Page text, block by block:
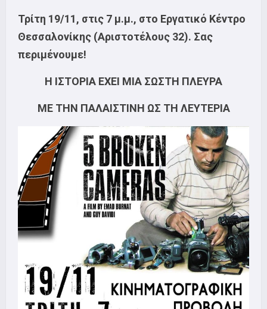
Τρίτη 19/11, στις 7 μ.μ., στο Εργατικό Κέντρο
Θεσσαλονίκης (Αριστοτέλους 32). Σας
περιμένουμε!
Η ΙΣΤΟΡΙΑ ΕΧΕΙ ΜΙΑ ΣΩΣΤΗ ΠΛΕΥΡΑ
ΜΕ ΤΗΝ ΠΑΛΑΙΣΤΙΝΗ ΩΣ ΤΗ ΛΕΥΤΕΡΙΑ